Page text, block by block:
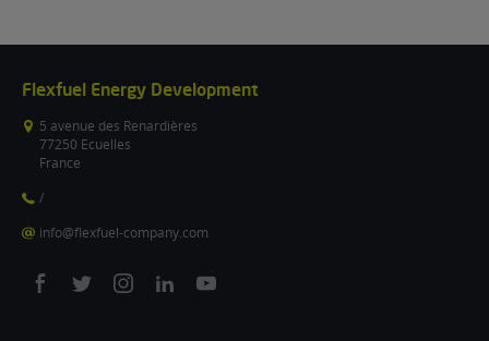
Flexfuel Energy Development
5 avenue des Renardières
77250 Ecuelles
France
/
info@flexfuel-company.com
On
On
On
On
On